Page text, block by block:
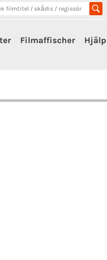
Filmaffischer Hjälp